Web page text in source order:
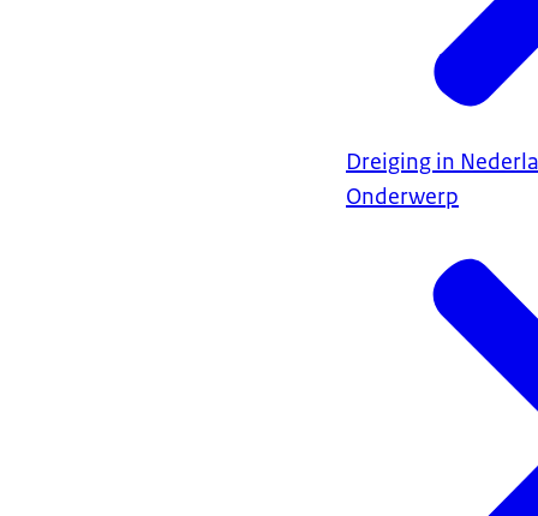
Dreiging in
Onderwerp